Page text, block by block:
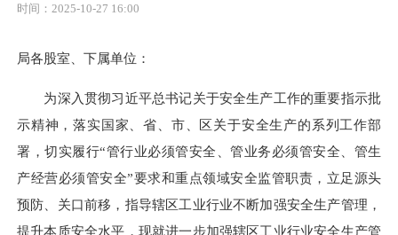
时间：2025-10-27 16:00
局各股室、下属单位：
为深入贯彻习近平总书记关于安全生产工作的重要指示批
示精神，落实国家、省、市、区关于安全生产的系列工作部
署，切实履行“管行业必须管安全、管业务必须管安全、管生
产经营必须管安全”要求和重点领域安全监管职责，立足源头
预防、关口前移，指导辖区工业行业不断加强安全生产管理，
提升本质安全水平，现就进一步加强辖区工业行业安全生产管